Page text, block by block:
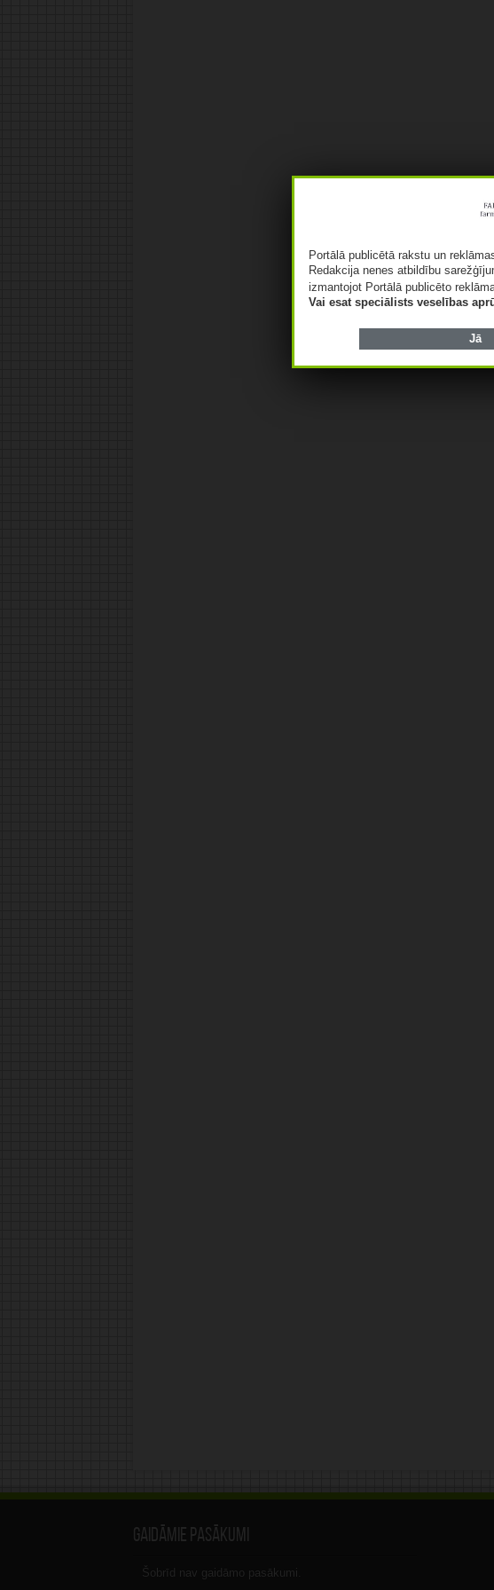
Gaidāmie pasākumi
Šobrīd nav gaidāmo pasākumi.
Portālā publicētā rakstu un
Redakcija nenes atbildību
izmantojot Portālā publicēto
Vai esat speciālists veselības
Jā